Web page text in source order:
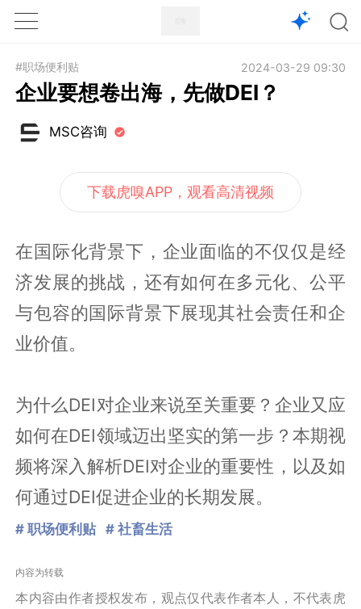
1X
#职场便利贴 2024-03-29 09:30
企业要想卷出海，先做DEI？
MSC咨询
下载虎嗅APP，观看高清视频
在国际化背景下，企业面临的不仅仅是经
济发展的挑战，还有如何在多元化、公平
与包容的国际背景下展现其社会责任和企
业价值。
为什么DEI对企业来说至关重要？企业又应
如何在DEI领域迈出坚实的第一步？本期视
频将深入解析DEI对企业的重要性，以及如
何通过DEI促进企业的长期发展。
# 职场便利贴 # 社畜生活
内容为转载
本内容由作者授权发布，观点仅代表作者本人，不代表虎